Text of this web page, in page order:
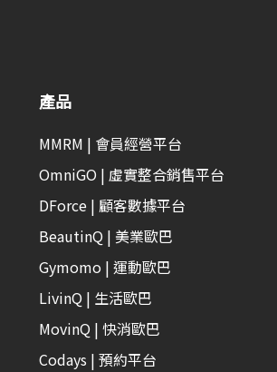
產品
MMRM | 會員經營平台
OmniGO | 虛實整合銷售平台
DForce | 顧客數據平台
BeautinQ | 美業歐巴
Gymomo | 運動歐巴
LivinQ | 生活歐巴
MovinQ | 快消歐巴
Codays | 預約平台